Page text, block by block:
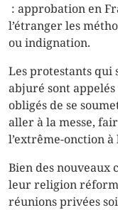
: approbation en
l’étranger les
ou indignation.
Les protestants qui
abjuré sont
obligés de se
aller à la messe,
l’extrême-onction
Bien des
leur religion
réunions privées